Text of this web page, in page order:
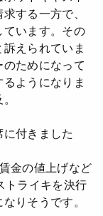
する一方で、
います。その
えられていま
ためになって
ようになりま
付きました
金の値上げなど
トライキを決行
りそうです。